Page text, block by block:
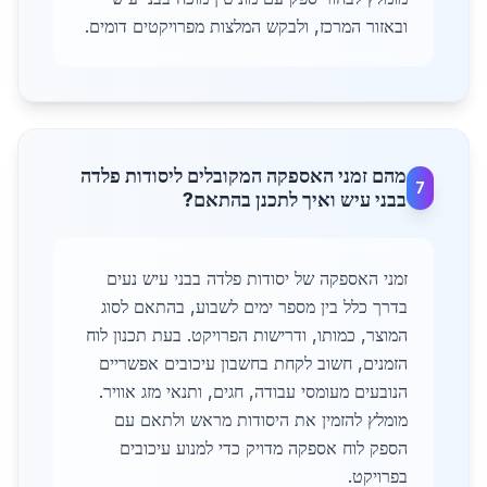
ובאזור המרכז, ולבקש המלצות מפרויקטים דומים.
7
מהם זמני האספקה המקובלים ליסודות פלדה
בבני עיש ואיך לתכנן בהתאם?
זמני האספקה של יסודות פלדה בבני עיש נעים
בדרך כלל בין מספר ימים לשבוע, בהתאם לסוג
המוצר, כמותו, ודרישות הפרויקט. בעת תכנון לוח
הזמנים, חשוב לקחת בחשבון עיכובים אפשריים
הנובעים מעומסי עבודה, חגים, ותנאי מזג אוויר.
מומלץ להזמין את היסודות מראש ולתאם עם
הספק לוח אספקה מדויק כדי למנוע עיכובים
בפרויקט.